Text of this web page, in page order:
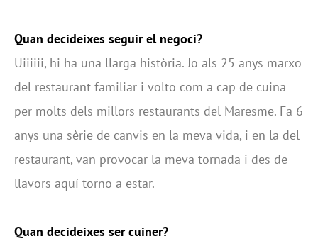
Quan decideixes seguir el negoci?
Uiiiiii, hi ha una llarga història. Jo als 25 anys marxo
del restaurant familiar i volto com a cap de cuina
per molts dels millors restaurants del Maresme. Fa 6
anys una sèrie de canvis en la meva vida, i en la del
restaurant, van provocar la meva tornada i des de
llavors aquí torno a estar.
Quan decideixes ser cuiner?